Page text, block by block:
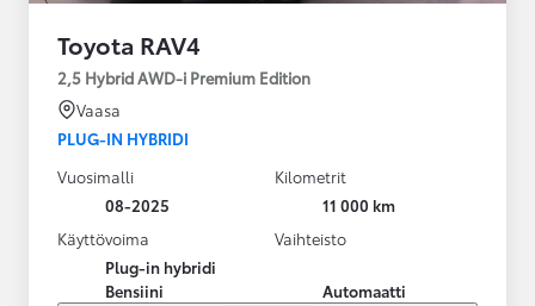
Toyota RAV4
2,5 Hybrid AWD-i Premium Edition
Vaasa
PLUG-IN HYBRIDI
Vuosimalli
08-2025
Kilometrit
11 000 km
Käyttövoima
Plug-in hybridi
Bensiini
Vaihteisto
Automaatti